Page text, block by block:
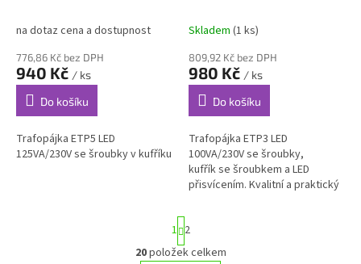
na dotaz cena a dostupnost
776,86 Kč bez DPH
940 Kč / ks
Do košíku
Trafopájka ETP5 LED
125VA/230V se šroubky v kufříku
Skladem (1 ks)
809,92 Kč bez DPH
980 Kč / ks
Do košíku
Trafopájka ETP3 LED
100VA/230V se šroubky,
kufřík se šroubkem a LED
přisvícením. Kvalitní a praktický
cínovou...
O
S
t
r
1 2
20položek celkem